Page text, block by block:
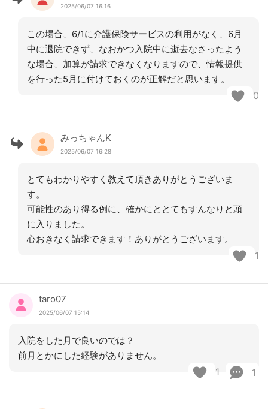
2025/06/07 16:16
この場合、6/1に介護保険サービスの利用がなく、6月
中に退院できず、なおかつ入院中に逝去なさったよう
な場合、加算が請求できなくなりますので、情報提供
を行った5月に付けておくのが正解だと思います。
0
みっちゃんK
2025/06/07 16:28
とてもわかりやすく教えて頂きありがとうございま
す。
可能性のあり得る例に、確かにととてもすんなりと頭
に入りました。
心おきなく請求できます！ありがとうございます。
1
taro07
2025/06/07 15:14
入院をした月で良いのでは？
前月とかにした経験がありません。
1 1